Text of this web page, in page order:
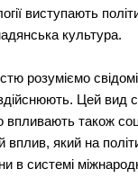
виступають
культура.
розуміємо
Цей вид
також
вплив, який на
в системі